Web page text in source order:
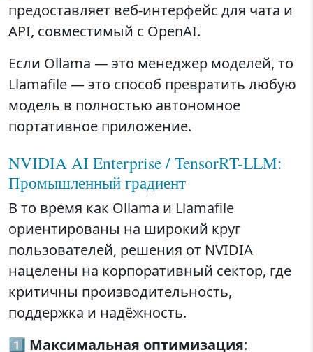
предоставляет веб-интерфейс для чата и
API, совместимый с OpenAI.
Если Ollama — это менеджер моделей, то
Llamafile — это способ превратить любую
модель в полностью автономное
портативное приложение.
NVIDIA AI Enterprise / TensorRT-LLM:
Промышленный градиент
В то время как Ollama и Llamafile
ориентированы на широкий круг
пользователей, решения от NVIDIA
нацелены на корпоративный сектор, где
критичны производительность,
поддержка и надёжность.
1️⃣ Максимальная оптимизация: